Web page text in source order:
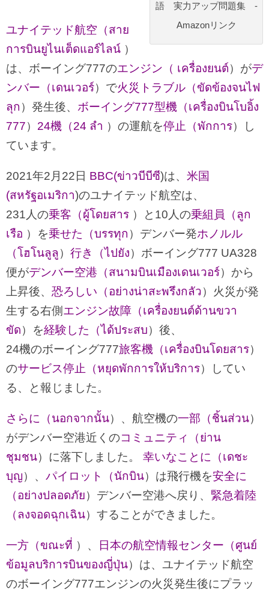
語 実力アップ問題集 -
Amazonリンク
ユナイテッド航空（สาย
การบินยูไนเต็ดแอร์ไลน์ ）
は、ボーイング777のエンジン（ เครื่องยนต์）がデ
ンバー（เดนเวอร์）で火災トラブル（ขัดข้องจนไฟ
ลุก ）発生後、 ボーイング777型機（เครื่องบินโบอิ้ง
777） 24機（24 ลำ ）の運航を停止（พักการ）し
ています。
2021年2月22日 BBC(ข่าวบีบีซี)は、 米国
(สหรัฐอเมริกา)のユナイテッド航空は、
231人の乗客（ผู้โดยสาร ）と10人の乗組員（ลูก
เรือ ）を乗せた（บรรทุก ）デンバー発ホノルル
（โฮโนลูลู ） 行き（ไปยัง）ボーイング777 UA328
便がデンバー空港（สนามบินเมืองเดนเวอร์）から
上昇後、 恐ろしい（อย่างน่าสะพรึงกลัว）火災が発
生する右側 エンジン故障（เครื่องยนต์ด้านขวา
ขัด）を経験した（ได้ประสบ）後、
24機のボーイング777旅客機（เครื่องบินโดยสาร）
のサービス停止（หยุดพักการให้บริการ）してい
る、と報じました。
さらに（นอกจากนั้น）、航空機の一部（ชิ้นส่วน）
がデンバー空港近くのコミュニティ（ย่าน
ชุมชน）に落下しました。 幸いなことに（เดชะ
บุญ）、 パイロット（นักบิน）は飛行機を安全に
（อย่างปลอดภัย）デンバ​​ー空港へ戻り、 緊急着陸
（ลงจอดฉุกเฉิน）することができました。
一方（ขณะที่ ）、
日本の航空情報センター（ศูนย์
ข้อมูลบริการบินของญี่ปุ่น）は、ユナイテッド航空
のボーイング777エンジンの火災発生後にプラッ